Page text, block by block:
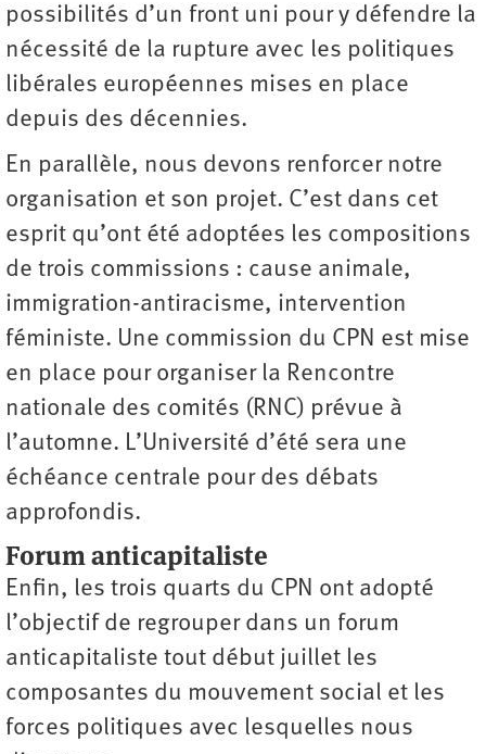
possibilités d’un front uni pour y défendre la
nécessité de la rupture avec les politiques
libérales européennes mises en place
depuis des décennies.
En parallèle, nous devons renforcer notre
organisation et son projet. C’est dans cet
esprit qu’ont été adoptées les compositions
de trois commissions : cause animale,
immigration-­antiracisme, intervention
féministe. Une commission du CPN est mise
en place pour organiser la Rencontre
nationale des comités (RNC) prévue à
l’automne. L’Université d’été sera une
échéance centrale pour des débats
approfondis.
Forum anticapitaliste
Enfin, les trois quarts du CPN ont adopté
l’objectif de regrouper dans un forum
anticapitaliste tout début juillet les
composantes du mouvement social et les
forces politiques avec lesquelles nous